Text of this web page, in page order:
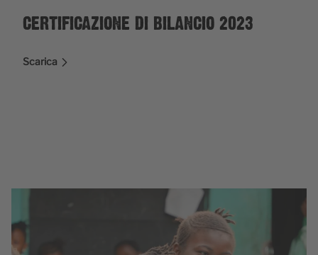
CERTIFICAZIONE DI BILANCIO 2023
Scarica